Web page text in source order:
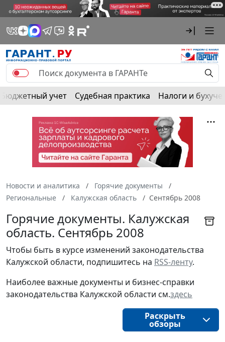
Бюджетный учет Судебная практика Налоги и
Новости и аналитика
Горячие документы
Региональные
Калужская область Сентябрь 2008
Горячие документы. Калужская
область. Сентябрь 2008
Чтобы быть в курсе изменений законодательства
Калужской области, подпишитесь на RSS-ленту.
Наиболее важные документы и бизнес-справки
законодательства Калужской области см.здесь
Раскрыть
обзоры